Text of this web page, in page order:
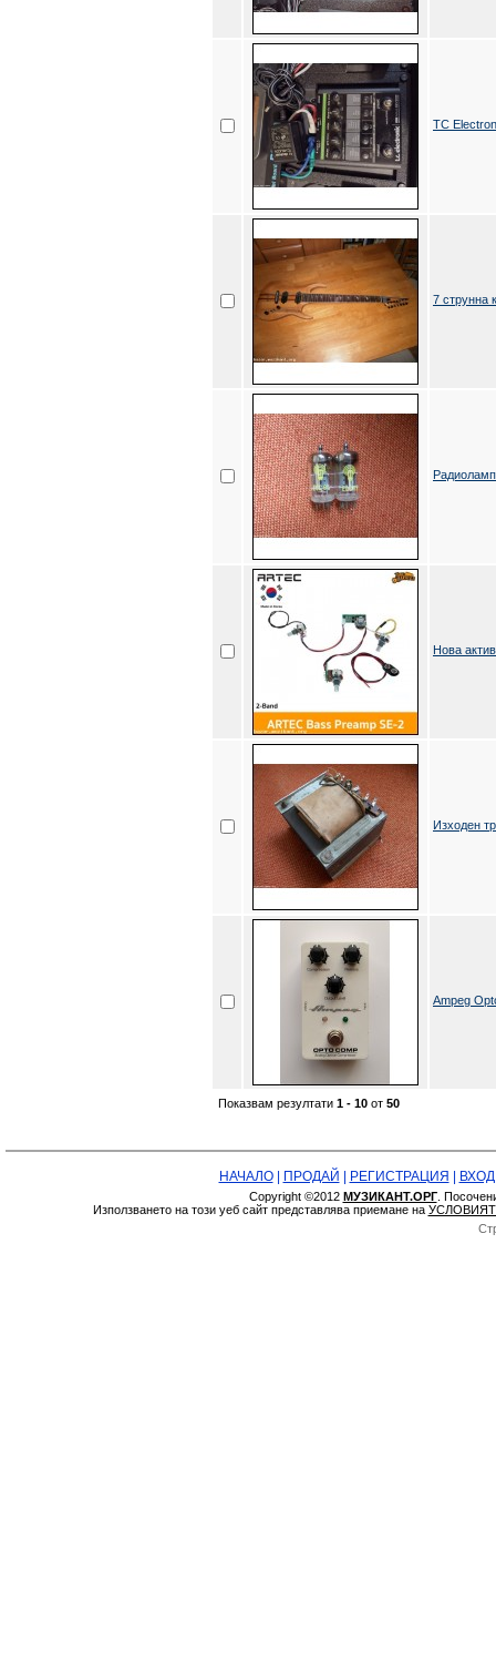
TC
7 струнна
Нова
Изходен
Ampeg
Показвам резултати 1 - 10 от 50
НАЧАЛО| ПРОДАЙ РЕГИСТРАЦИЯ ВХОД
Copyright ©2012 МУЗИКАНТ.ОРГ.
Използването на този уеб сайт представлява приемане на